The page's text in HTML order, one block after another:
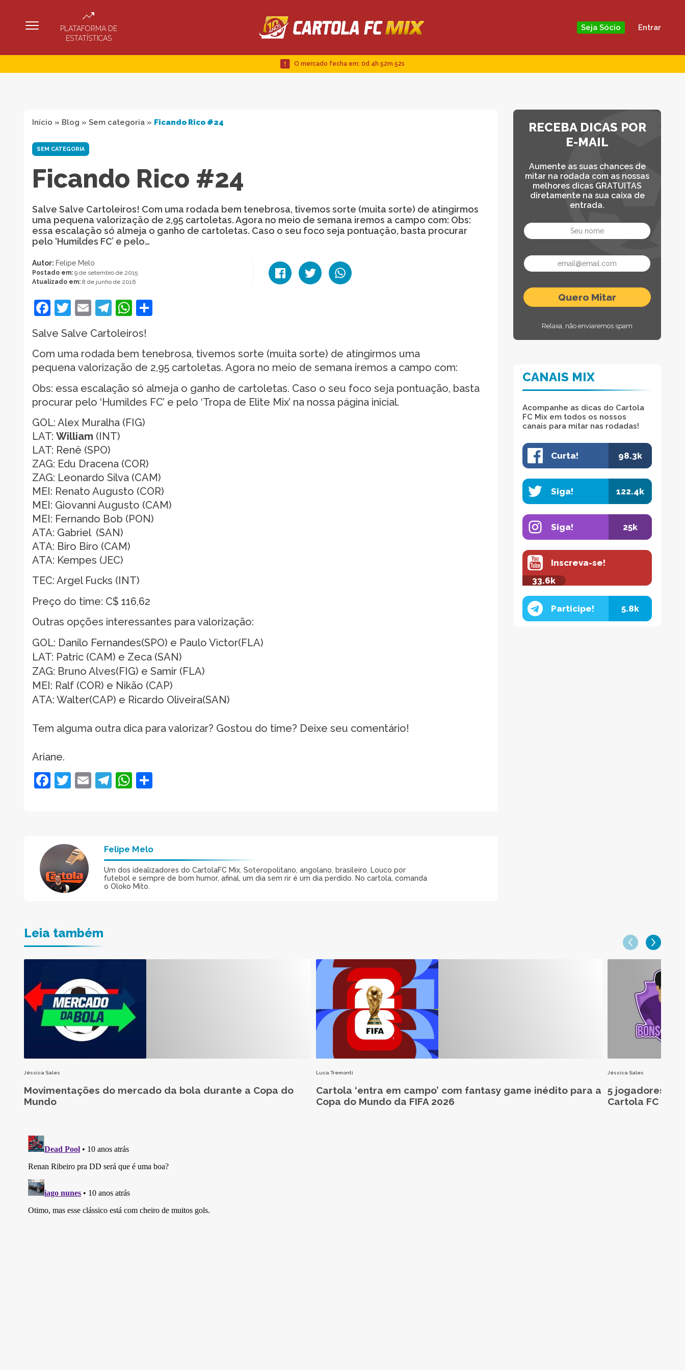
PLATAFORMA DE
ESTATÍSTICAS
Seja Sócio Entrar
O mercado fecha em: 0d 4h 52m 51s
Início » Blog » Sem categoria » Ficando Rico #24
SEM CATEGORIA
Ficando Rico #24
Salve Salve Cartoleiros! Com uma rodada bem tenebrosa, tivemos sorte (muita sorte) de atingirmos
uma pequena valorização de 2,95 cartoletas. Agora no meio de semana iremos a campo com: Obs:
essa escalação só almeja o ganho de cartoletas. Caso o seu foco seja pontuação, basta procurar
pelo ‘Humildes FC’ e pelo…
Autor: Felipe Melo
Postado em: 9 de setembro de 2015
Atualizado em: 8 de junho de 2016
Facebook
Twitter
EmailTelegram
WhatsApp
Salve Salve Cartoleiros!
Com uma rodada bem tenebrosa, tivemos sorte (muita sorte) de atingirmos uma
pequena valorização de 2,95 cartoletas. Agora no meio de semana iremos a campo com:
Obs: essa escalação só almeja o ganho de cartoletas. Caso o seu foco seja pontuação, basta
procurar pelo ‘Humildes FC’ e pelo ‘Tropa de Elite Mix’ na nossa página inicial.
GOL: Alex Muralha (FIG)
LAT: William (INT)
LAT: Renê (SPO)
ZAG: Edu Dracena (COR)
ZAG: Leonardo Silva (CAM)
MEI: Renato Augusto (COR)
MEI: Giovanni Augusto (CAM)
MEI: Fernando Bob (PON)
ATA: Gabriel (SAN)
ATA: Biro Biro (CAM)
ATA: Kempes (JEC)
TEC: Argel Fucks (INT)
Preço do time: C$ 116,62
Outras opções interessantes para valorização:
GOL: Danilo Fernandes(SPO) e Paulo Victor(FLA)
LAT: Patric (CAM) e Zeca (SAN)
ZAG: Bruno Alves(FIG) e Samir (FLA)
MEI: Ralf (COR) e Nikão (CAP)
ATA: Walter(CAP) e Ricardo Oliveira(SAN)
Tem alguma outra dica para valorizar? Gostou do time? Deixe seu comentário!
Ariane.
Facebook
Twitter
EmailTelegram
WhatsApp
Felipe Melo
Um dos idealizadores do CartolaFC Mix. Soteropolitano, angolano, brasileiro. Louco por
futebol e sempre de bom humor, afinal, um dia sem rir é um dia perdido. No cartola, comanda
o Oloko Mito.
RECEBA DICAS POR
E-MAIL
Aumente as suas chances de
mitar na rodada com as nossas
melhores dicas GRATUITAS
diretamente na sua caixa de
entrada.
Relaxa, não enviaremos spam
CANAIS MIX
Acompanhe as dicas do Cartola
FC Mix em todos os nossos
canais para mitar nas rodadas!
Curta! 98.3k
Siga! 122.4k
Siga! 25k
Inscreva-se!
33.6k
Participe! 5.8k
Leia também
Jéssica Sales
Movimentações do mercado da bola durante a Copa do
Mundo
Luca Tremonti
Cartola ‘entra em campo’ com fantasy game inédito para a
Copa do Mundo da FIFA 2026
Jéssica Sales
5 jogadores
Cartola FC 2026